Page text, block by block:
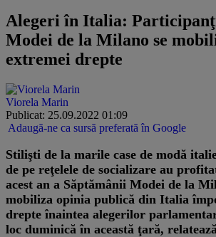
Alegeri în Italia:
Modei de la Milano se
extremei drepte
Viorela Marin
Publicat: 25.09.2022 01:09
Adaugă-ne ca sursă preferată în Google
Stilişti de la marile case de modă
de pe reţelele de socializare au
acest an a Săptămânii Modei de la
mobiliza opinia publică din Italia
drepte înaintea alegerilor
loc duminică în această ţară, relatează